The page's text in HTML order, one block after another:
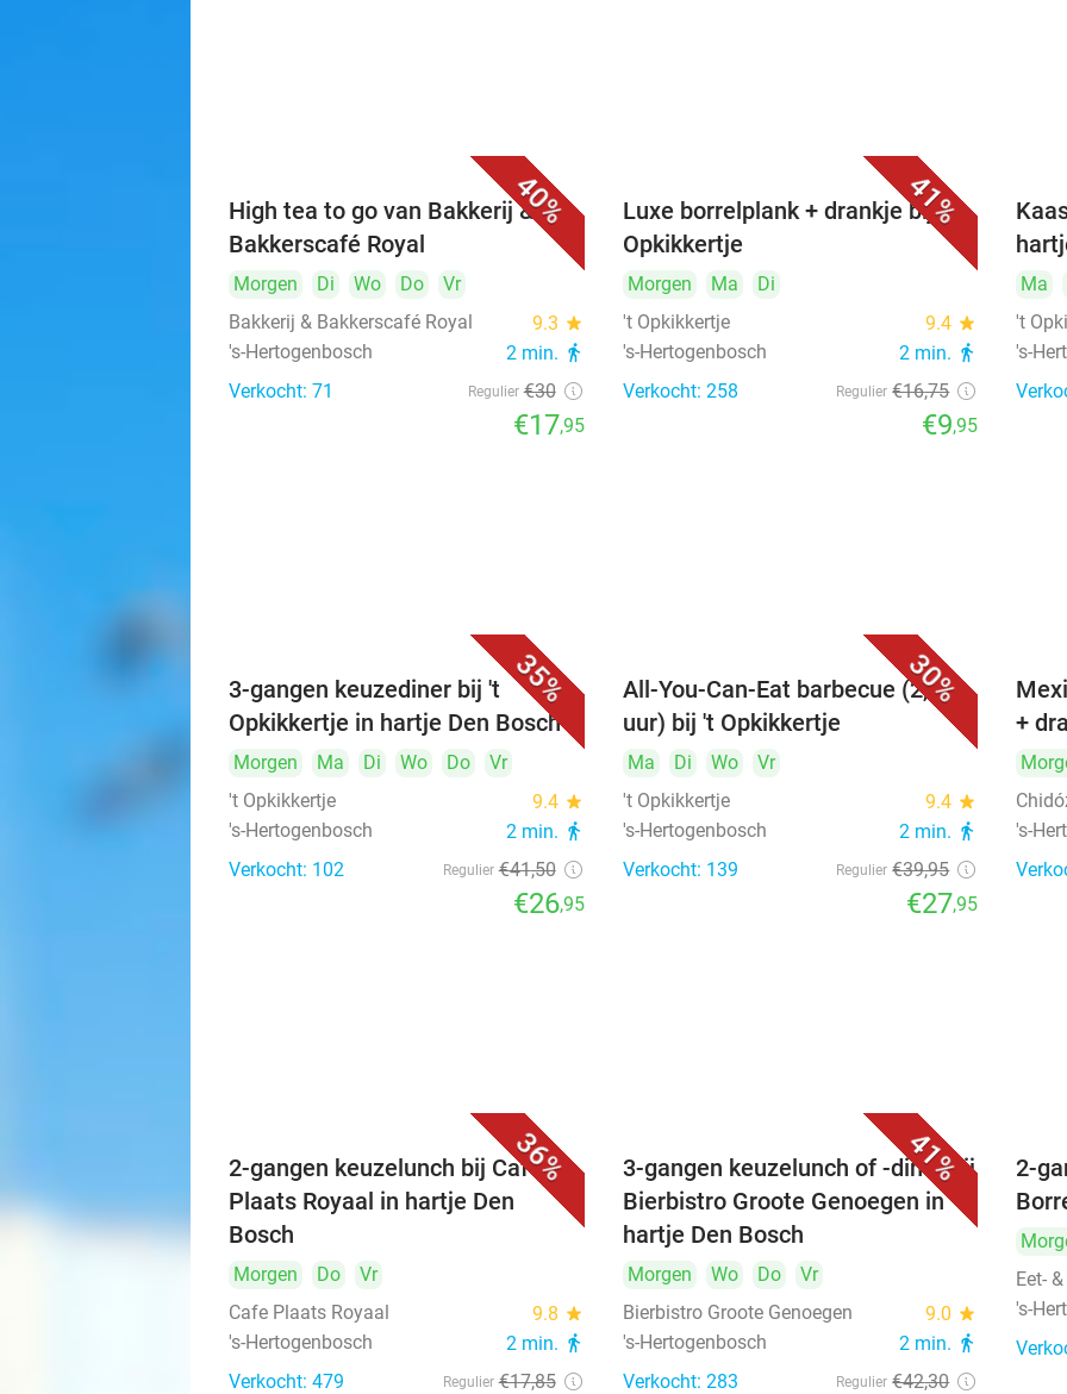
40%
High tea to go van Bakkerij &
Bakkerscafé Royal
Morgen Di Wo Do
Vr
Bakkerij & Bakkerscafé Royal
9.3 star
's-Hertogenbosch 2 min. directions_walk
Verkocht: 71 Regulier €30
€17,95
41%
Luxe borrelplank + drankje bij 't
Opkikkertje
Morgen Ma
Di
't Opkikkertje
9.4 star
's-Hertogenbosch 2 min. directions_walk
Verkocht: 258 Regulier €16,75
€9,95
Ma
't
's-
35%
3-gangen keuzediner bij 't
Opkikkertje in hartje Den Bosch
Morgen Ma Di Wo Do
Vr
't Opkikkertje
9.4 star
's-Hertogenbosch 2 min. directions_walk
Verkocht: 102 Regulier €41,50
€26,95
30%
All-You-Can-Eat barbecue (2,5
uur) bij 't Opkikkertje
Ma Di Wo
Vr
't Opkikkertje
9.4 star
's-Hertogenbosch 2 min. directions_walk
Verkocht: 139 Regulier €39,95
€27,95
+
's-
36%
2-gangen keuzelunch bij Café
Plaats Royaal in hartje Den
Bosch
Morgen Do
Vr
Cafe Plaats Royaal
9.8 star
's-Hertogenbosch 2 min. directions_walk
Verkocht: 479 Regulier €17,85
41%
3-gangen keuzelunch of -diner bij
Bierbistro Groote Genoegen in
hartje Den Bosch
Morgen Wo Do
Vr
Bierbistro Groote Genoegen
9.0 star
's-Hertogenbosch 2 min. directions_walk
Verkocht: 283 Regulier €42,30
2-
Eet-
's-